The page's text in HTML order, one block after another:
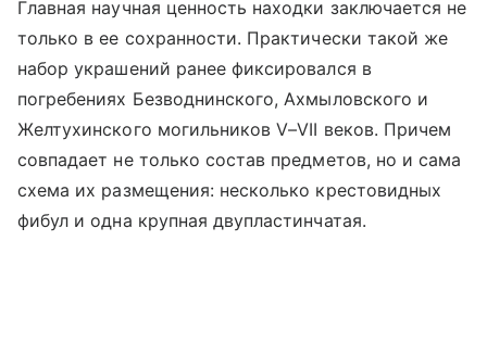
Главная научная ценность находки заключается не
только в ее сохранности. Практически такой же
набор украшений ранее фиксировался в
погребениях Безводнинского, Ахмыловского и
Желтухинского могильников V–VII веков. Причем
совпадает не только состав предметов, но и сама
схема их размещения: несколько крестовидных
фибул и одна крупная двупластинчатая.